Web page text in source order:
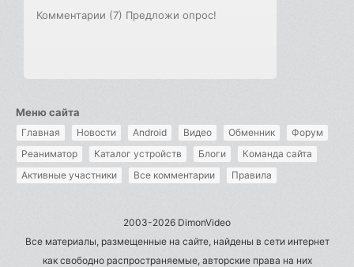
Комментарии (7) Предложи опрос!
Меню сайта
Главная Новости Android Видео Обменник
Форум
Реаниматор
Каталог устройств Блоги
Команда сайта
Активные участники
Все комментарии Правила
2003-2026 DimonVideo
Все материалы, размещенные на сайте, найдены в сети интернет
как свободно распространяемые, авторские права на них